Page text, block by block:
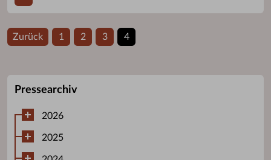
Zurück 1 2 3 4
Pressearchiv
2026
2025